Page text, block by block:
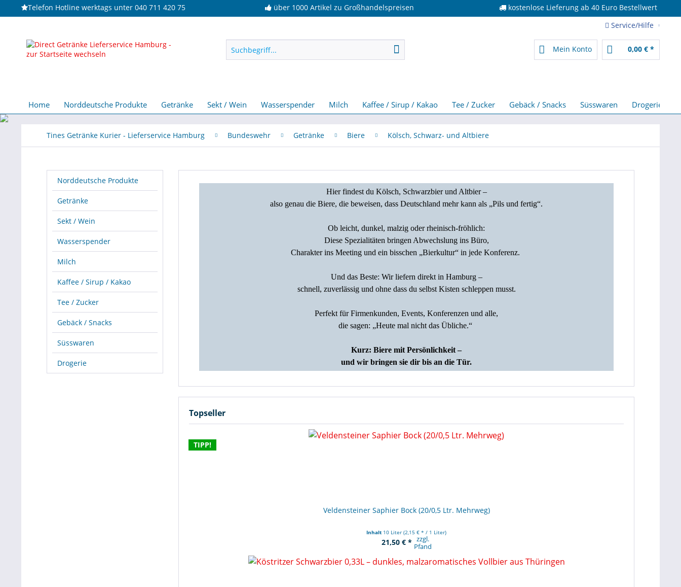
Telefon Hotline werktags unter 040 711 420 75 über 1000 Artikel zu Großhandelspreisen
kostenlose Lieferung ab 40 Euro Bestellwert
Service/Hilfe
Mein Konto 0,00 € *
Home Norddeutsche Produkte Getränke Sekt / Wein Wasserspender Milch Kaffee / Sirup / Kakao Tee / Zucker Gebäck / Snacks Süsswaren Drogerie
Tines Getränke Kurier - Lieferservice Hamburg Bundeswehr Getränke Biere Kölsch, Schwarz- und Altbiere
Norddeutsche Produkte
Getränke
Sekt / Wein
Wasserspender
Milch
Kaffee / Sirup / Kakao
Tee / Zucker
Gebäck / Snacks
Süsswaren
Drogerie
Hier findest du Kölsch, Schwarzbier und Altbier –
also genau die Biere, die beweisen, dass Deutschland mehrkann als „Pils und fertig“.
Ob leicht, dunkel, malzig oder rheinisch‑fröhlich:
Diese Spezialitäten bringen Abwechslung ins Büro,
Charakter ins Meeting und ein bisschen „Bierkultur“ in jede Konferenz.
Und das Beste: Wir liefern direkt in Hamburg –
schnell, zuverlässig und ohne dass du selbst Kisten schleppen musst.
Perfekt für Firmenkunden, Events, Konferenzen und alle,
die sagen: „Heute mal nicht das Übliche.“
Kurz: Biere mit Persönlichkeit –
und wir bringen sie dir bis an die Tür.
Topseller
TIPP!
Veldensteiner Saphier Bock (20/0,5 Ltr. Mehrweg)
Inhalt 10 Liter (2,15 € * / 1 Liter)
21,50 € * zzgl.
Pfand